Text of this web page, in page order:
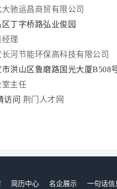
大驰运昌商贸有限公司
丁字桥路弘业俊园
经理
长河节能环保高科技有限公司
洪山区鲁磨路国光大厦B508
室主任
访问 荆门人才网
简历中心 名企展示 一句话信